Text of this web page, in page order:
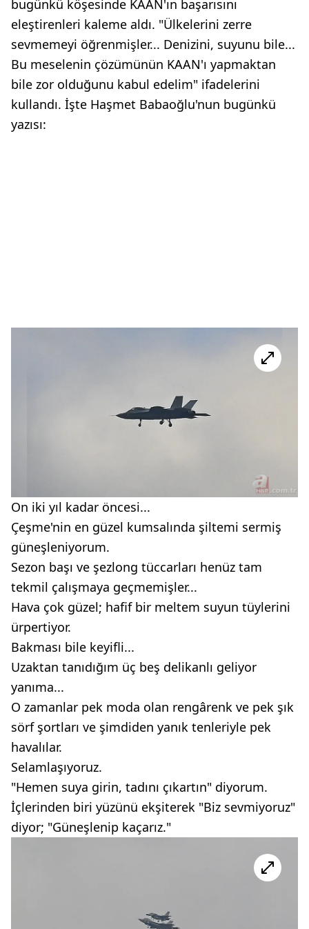
bugünkü köşesinde KAAN'ın başarısını
eleştirenleri kaleme aldı. "Ülkelerini zerre
sevmemeyi öğrenmişler... Denizini, suyunu bile...
Bu meselenin çözümünün KAAN'ı yapmaktan
bile zor olduğunu kabul edelim" ifadelerini
kullandı. İşte Haşmet Babaoğlu'nun bugünkü
yazısı:
On iki yıl kadar öncesi...
Çeşme'nin en güzel kumsalında şiltemi sermiş
güneşleniyorum.
Sezon başı ve şezlong tüccarları henüz tam
tekmil çalışmaya geçmemişler...
Hava çok güzel; hafif bir meltem suyun tüylerini
ürpertiyor.
Bakması bile keyifli...
Uzaktan tanıdığım üç beş delikanlı geliyor
yanıma...
O zamanlar pek moda olan rengârenk ve pek şık
sörf şortları ve şimdiden yanık tenleriyle pek
havalılar.
Selamlaşıyoruz.
"Hemen suya girin, tadını çıkartın" diyorum.
İçlerinden biri yüzünü ekşiterek "Biz sevmiyoruz"
diyor; "Güneşlenip kaçarız."